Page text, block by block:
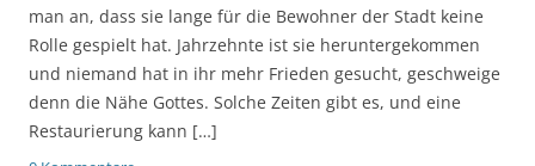
man an, dass sie lange für die Bewohner der Stadt keine
Rolle gespielt hat. Jahrzehnte ist sie heruntergekommen
und niemand hat in ihr mehr Frieden gesucht, geschweige
denn die Nähe Gottes. Solche Zeiten gibt es, und eine
Restaurierung kann […]